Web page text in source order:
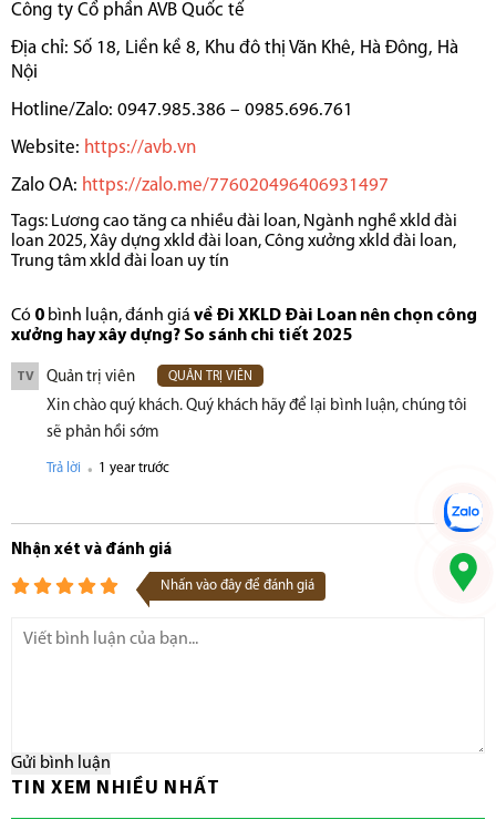
Công ty Cổ phần AVB Quốc tế
Địa chỉ: Số 18, Liền kề 8, Khu đô thị Văn Khê, Hà Đông, Hà
Nội
Hotline/Zalo: 0947.985.386 – 0985.696.761
Website: https://avb.vn
Zalo OA: https://zalo.me/776020496406931497
Tags: Lương cao tăng ca nhiều đài loan, Ngành nghề xkld đài
loan 2025,Xây dựng xkld đài loan,Công xưởng xkld đài loan,
Trung tâm xkld đài loan uy tín
Có 0 bình luận, đánh giá về Đi XKLD Đài Loan nên chọn công
xưởng hay xây dựng? So sánh chi tiết 2025
TV Quản trị viên QUẢN TRỊ VIÊN
Xin chào quý khách. Quý khách hãy để lại bình luận, chúng tôi
sẽ phản hồi sớm
Trả lời . 1 year trước
Nhận xét và đánh giá
Nhấn vào đây để đánh giá
Gửi bình luận
TIN XEM NHIỀU NHẤT